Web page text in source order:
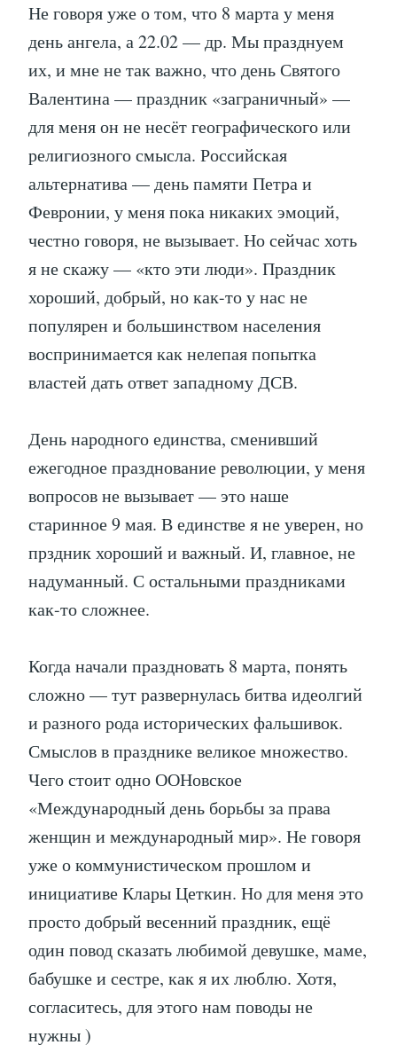
Не говоря уже о том, что 8 марта у меня
день ангела, а 22.02 — др. Мы празднуем
их, и мне не так важно, что день Святого
Валентина — праздник «заграничный» —
для меня он не несёт географического или
религиозного смысла. Российская
альтернатива — день памяти Петра и
Февронии, у меня пока никаких эмоций,
честно говоря, не вызывает. Но сейчас хоть
я не скажу — «кто эти люди». Праздник
хороший, добрый, но как-то у нас не
популярен и большинством населения
воспринимается как нелепая попытка
властей дать ответ западному ДСВ.
День народного единства, сменивший
ежегодное празднование революции, у меня
вопросов не вызывает — это наше
старинное 9 мая. В единстве я не уверен, но
прздник хороший и важный. И, главное, не
надуманный. С остальными праздниками
как-то сложнее.
Когда начали праздновать 8 марта, понять
сложно — тут развернулась битва идеолгий
и разного рода исторических фальшивок.
Смыслов в празднике великое множество.
Чего стоит одно ООНовское
«Международный день борьбы за права
женщин и международный мир». Не говоря
уже о коммунистическом прошлом и
инициативе Клары Цеткин. Но для меня это
просто добрый весенний праздник, ещё
один повод сказать любимой девушке, маме,
бабушке и сестре, как я их люблю. Хотя,
согласитесь, для этого нам поводы не
нужны )